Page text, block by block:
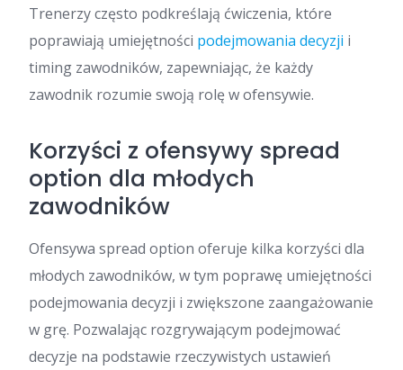
Trenerzy często podkreślają ćwiczenia, które
poprawiają umiejętności podejmowania decyzji i
timing zawodników, zapewniając, że każdy
zawodnik rozumie swoją rolę w ofensywie.
Korzyści z ofensywy spread
option dla młodych
zawodników
Ofensywa spread option oferuje kilka korzyści dla
młodych zawodników, w tym poprawę umiejętności
podejmowania decyzji i zwiększone zaangażowanie
w grę. Pozwalając rozgrywającym podejmować
decyzje na podstawie rzeczywistych ustawień